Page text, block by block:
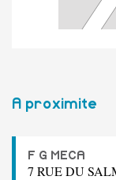
A proximite
F G MECA
7 RUE DU